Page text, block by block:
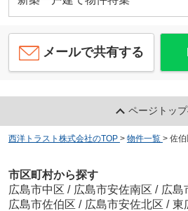
メールで共有する
ページトッ
西洋トラスト株式会社のTOP > 物件一覧 > 佐伯
市区町村から探す
広島市中区 / 広島市安佐南区 / 広島
広島市佐伯区 / 広島市安佐北区 / 東